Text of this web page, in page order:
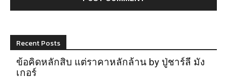
Recent Posts
ข้อคิดหลักสิบ แต่ราคาหลักล้าน by ปู่ชาร์ลี มัง
เกอร์